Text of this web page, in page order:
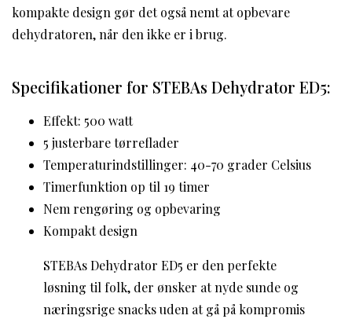
kompakte design gør det også nemt at opbevare
dehydratoren, når den ikke er i brug.
Specifikationer for STEBAs Dehydrator ED5:
Effekt: 500 watt
5 justerbare tørreflader
Temperaturindstillinger: 40-70 grader Celsius
Timerfunktion op til 19 timer
Nem rengøring og opbevaring
Kompakt design
STEBAs Dehydrator ED5 er den perfekte
løsning til folk, der ønsker at nyde sunde og
næringsrige snacks uden at gå på kompromis